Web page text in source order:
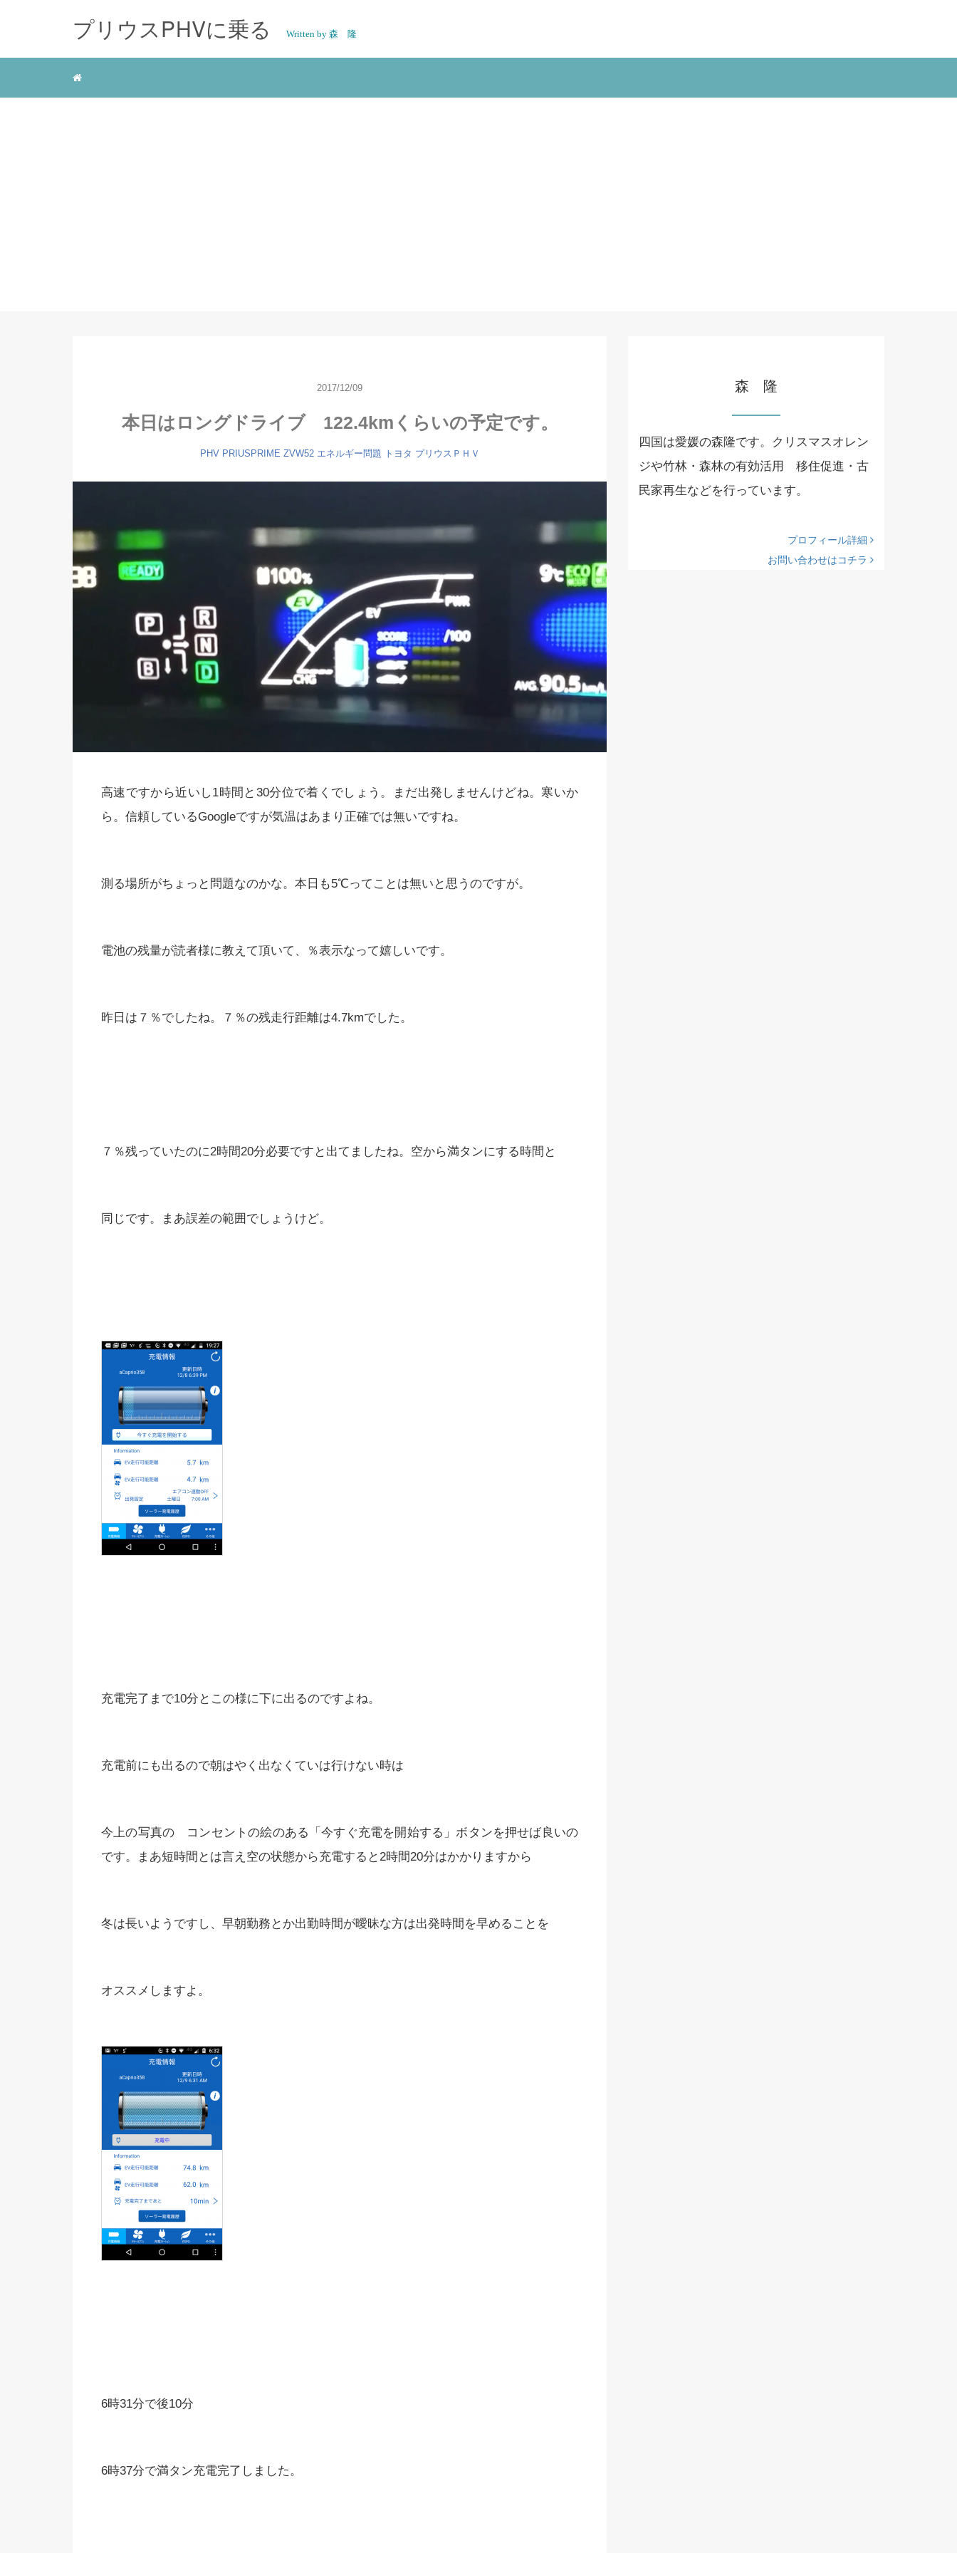
プリウスPHVに乗る Written by 森 隆
2017/12/09
本日はロングドライブ 122.4kmくらいの予定です。
PHV PRIUSPRIME ZVW52 エネルギー問題 トヨタ プリウスＰＨＶ
高速ですから近いし1時間と30分位で着くでしょう。まだ出発しませんけどね。寒いか
ら。信頼しているGoogleですが気温はあまり正確では無いですね。
測る場所がちょっと問題なのかな。本日も5℃ってことは無いと思うのですが。
電池の残量が読者様に教えて頂いて、％表示なって嬉しいです。
昨日は７％でしたね。７％の残走行距離は4.7kmでした。
７％残っていたのに2時間20分必要ですと出てましたね。空から満タンにする時間と
同じです。まあ誤差の範囲でしょうけど。
充電完了まで10分とこの様に下に出るのですよね。
充電前にも出るので朝はやく出なくていは行けない時は
今上の写真の コンセントの絵のある「今すぐ充電を開始する」ボタンを押せば良いの
です。まあ短時間とは言え空の状態から充電すると2時間20分はかかりますから
冬は長いようですし、早朝勤務とか出勤時間が曖昧な方は出発時間を早めることを
オススメしますよ。
6時31分で後10分
6時37分で満タン充電完了しました。
森 隆
四国は愛媛の森隆です。クリスマスオレン
ジや竹林・森林の有効活用 移住促進・古
民家再生などを行っています。
プロフィール詳細
お問い合わせはコチラ